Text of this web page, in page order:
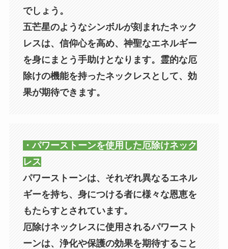
でしょう。
五芒星のようなシンボルが刻まれたネック
レスは、信仰心を高め、神聖なエネルギー
を身にまとう手助けとなります。霊的な厄
除けの機能を持ったネックレスとして、効
果が期待できます。
・パワーストーンを使用した厄除けネック
レス
パワーストーンは、それぞれ異なるエネル
ギーを持ち、身につける者に様々な恩恵を
もたらすとされています。
厄除けネックレスに使用されるパワースト
ーンは、浄化や保護の効果を期待すること